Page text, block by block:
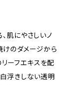
肌にやさしいノ
けのダメージから
ーフエキスを配
白浮きしない透明